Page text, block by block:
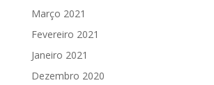
Março 2021
Fevereiro 2021
Janeiro 2021
Dezembro 2020